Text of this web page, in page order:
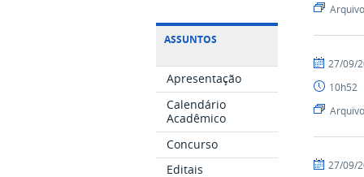
ASSUNTOS
Apresentação
Calendário
Acadêmico
Concurso
Editais
Arquivo
por
publicado
27/09/
10h52
Arquivo
por
publicado
27/09/